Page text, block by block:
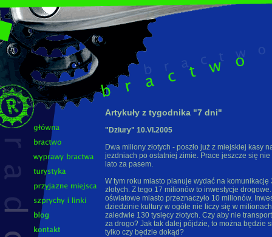
Artykuły z tygodnika "7 dni"
"Dziury" 10.VI.2005
Dwa miliony złotych - poszło już z miejskiej kasy
jezdniach po ostatniej zimie. Prace jeszcze się nie
lato za pasem.
W tym roku miasto planuje wydać na komunikację
złotych. Z tego 17 milionów to inwestycje
oświatowe miasto przeznaczyło 10 milionów.
dziedzinie kultury w ogóle nie liczy się w
zaledwie 130 tysięcy złotych. Czy aby nie
za drogo? Jak tak dalej pójdzie, to można będzie
tylko czy będzie dokąd?